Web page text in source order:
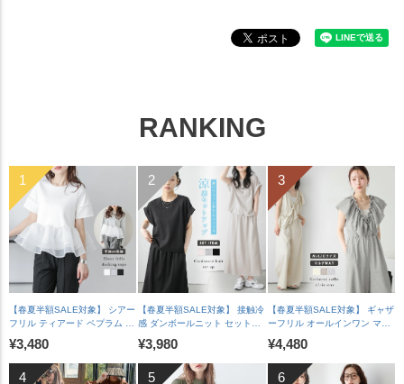
RANKING
【春夏半額SALE対象】 シアー
フリル ティアード ペプラム ド
ッキングトップス 長袖 半袖 ス
カラップ オケージョン キレイ
め 上品 レディース おすすめ
おしゃれ フリーサイズ メール
¥3,480
【春夏半額SALE対象】 接触冷
感 ダンボールニット セットア
ップ ロールアップ ラグランフ
レンチスリーブ 脇見え防止 A
ラインスカート バックスリッ
ト レディース おすすめ おしゃ
¥3,980
【春夏半額SALE対象】 ギャザ
ーフリル オールインワン マル
チウェイ ワイドパンツ Vネッ
ク 華奢見え 脚長 体型カバー
裏地付き レディース おすすめ
おしゃれ 2026春夏新作
¥4,480